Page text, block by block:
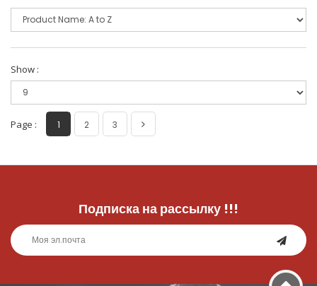
Show :
Page : 1 2 3
Подписка на рассылку !!!